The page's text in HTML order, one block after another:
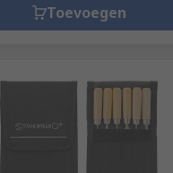
Toevoegen